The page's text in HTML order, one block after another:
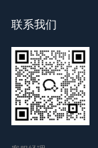
联系我们